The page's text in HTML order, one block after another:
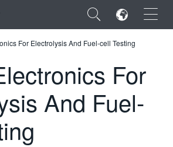
×
For Electrolysis And Fuel-cell Testing
For
And Fuel-